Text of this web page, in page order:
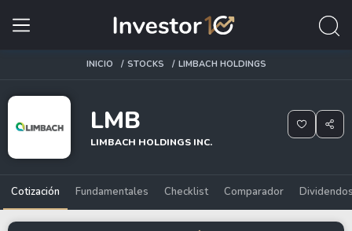
INICIO STOCKS LIMBACH HOLDINGS
LMB
LIMBACH HOLDINGS INC.
Cotización Fundamentales Checklist Comparador